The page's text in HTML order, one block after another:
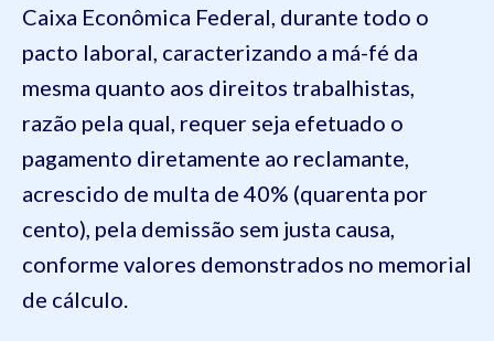
Caixa Econômica Federal, durante todo o
pacto laboral, caracterizando a má-fé da
mesma quanto aos direitos trabalhistas,
razão pela qual, requer seja efetuado o
pagamento diretamente ao reclamante,
acrescido de multa de 40% (quarenta por
cento), pela demissão sem justa causa,
conforme valores demonstrados no memorial
de cálculo.